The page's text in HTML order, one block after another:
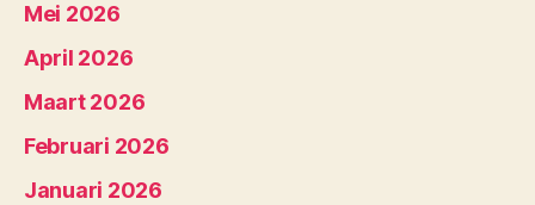
Mei 2026
April 2026
Maart 2026
Februari 2026
Januari 2026